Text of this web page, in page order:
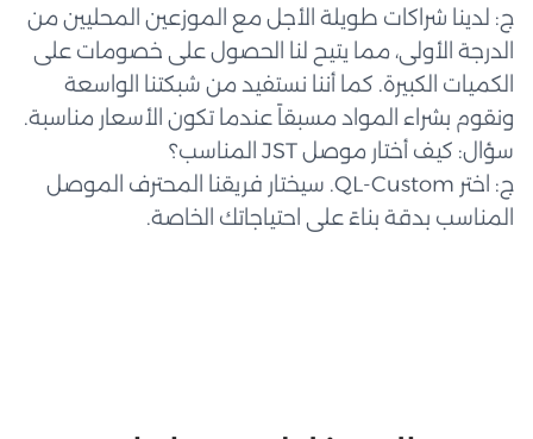
ج: لدينا شراكات طويلة الأجل مع الموزعين المحليين من
الدرجة الأولى، مما يتيح لنا الحصول على خصومات على
الكميات الكبيرة. كما أننا نستفيد من شبكتنا الواسعة
ونقوم بشراء المواد مسبقاً عندما تكون الأسعار مناسبة.
سؤال: كيف أختار موصل JST المناسب؟
ج: اختر QL-Custom. سيختار فريقنا المحترف الموصل
المناسب بدقة بناءً على احتياجاتك الخاصة.